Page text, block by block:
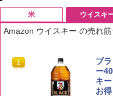
米
1 by
￥
ウイスキ
Amazon ウイスキー の売れ
1
ブ
ー
キ
お